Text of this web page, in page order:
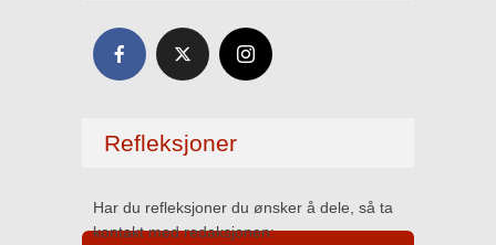
Refleksjoner
Har du refleksjoner du ønsker å dele, så ta
kontakt med redaksjonen: